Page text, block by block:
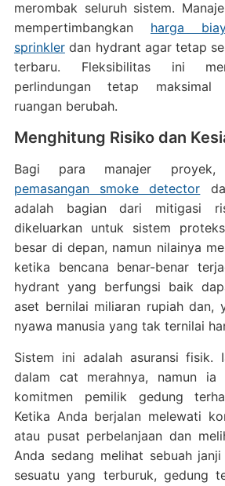
merombak seluruh sistem.
mempertimbangkan harga
sprinklerdan hydrant agar tetap
terbaru. Fleksibilitas ini
perlindungan tetap maksimal
ruangan berubah.
Menghitung Risiko dan
Bagi para manajer proyek,
pemasangan smoke detector
adalah bagian dari mitigasi
dikeluarkan untuk sistem
besar di depan, namun nilainya
ketika bencana benar-benar
hydrant yang berfungsi baik
aset bernilai miliaran rupiah dan,
nyawa manusia yang tak ternilai
Sistem ini adalah asuransi fisik.
dalam cat merahnya, namun ia
komitmen pemilik gedung
Ketika Anda berjalan melewati
atau pusat perbelanjaan dan
Anda sedang melihat sebuah
sesuatu yang terburuk, gedung